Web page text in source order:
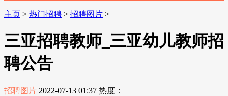
主页 > 热门招聘 > 招聘图片 >
三亚招聘教师_三亚幼儿教师招
聘公告
招聘图片 2022-07-13 01:37 热度：